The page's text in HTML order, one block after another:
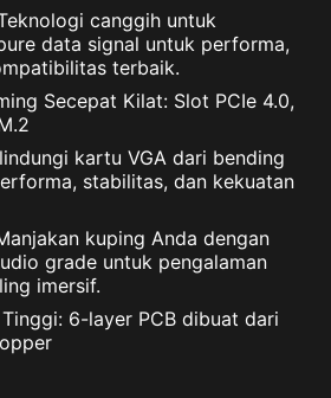
canggih untuk
data signal untuk performa,
terbaik.
Secepat Kilat: Slot PCIe 4.0,
kartu VGA dari bending
stabilitas, dan kekuatan
kuping Anda dengan
grade untuk pengalaman
imersif.
6-layer PCB dibuat dari